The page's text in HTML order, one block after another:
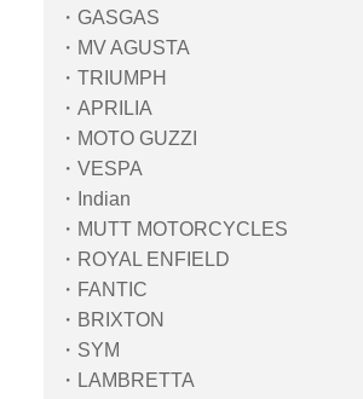
・GASGAS
・MV AGUSTA
・TRIUMPH
・APRILIA
・MOTO GUZZI
・VESPA
・Indian
・MUTT MOTORCYCLES
・ROYAL ENFIELD
・FANTIC
・BRIXTON
・SYM
・LAMBRETTA